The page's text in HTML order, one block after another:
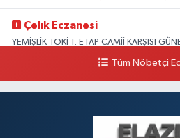
Çelık Eczanesi
YEMİŞLİK TOKİ 1. ETAP CAMİİ KARŞISI
(HOZAT GARAJI OPET KARŞISI) 1. HARPUT
Tüm Nöbetçi